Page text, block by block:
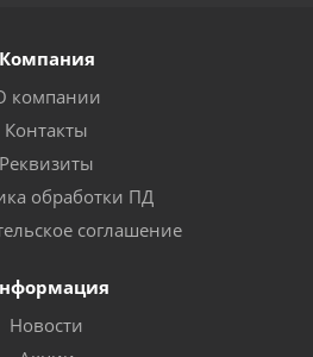
Компания
компании
Контакты
Реквизиты
обработки ПД
соглашение
Новости